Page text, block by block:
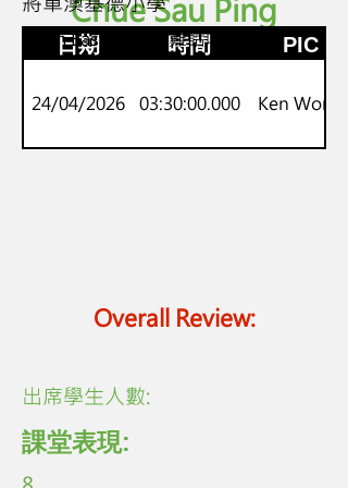
Chue Sau Ping
日期 時間 PIC
24/04/2026 03:30:00.000 Ken Wong
Overall Review:
Math Easy 數學解難話咁易
​出席學生人數:
課堂表現: